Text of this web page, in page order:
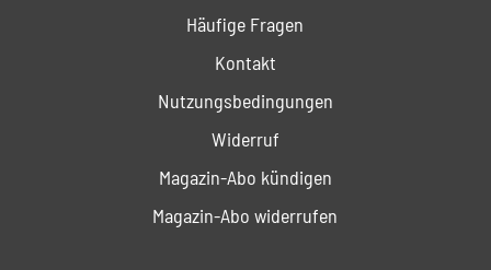
Häufige Fragen
Kontakt
Nutzungs­bedingungen
Widerruf
Magazin-Abo kündigen
Magazin-Abo widerrufen